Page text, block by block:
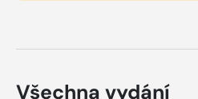
Všechna vydání